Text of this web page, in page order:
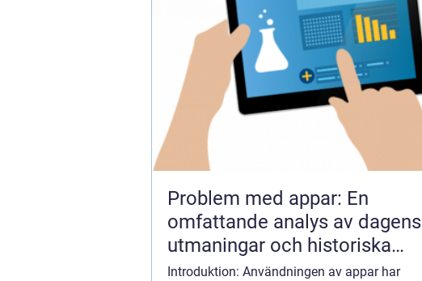
Problem med appar: En
omfattande analys av dagens
utmaningar och historiska
utveckling
Introduktion: Användningen av appar har